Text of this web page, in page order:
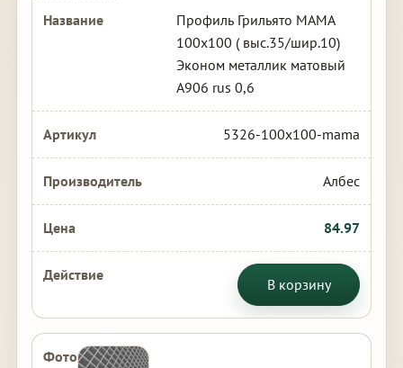
Профиль Грильято МАМА
100х100 ( выс.35/шир.10)
Эконом металлик матовый
А906 rus 0,6
5326-100x100-mama
Албес
84.97
В корзину